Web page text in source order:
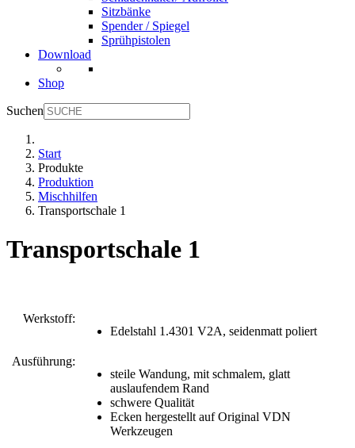
Sitzbänke
Spender / Spiegel
Sprühpistolen
Download
Shop
Suchen
Start
Produkte
Produktion
Mischhilfen
Transportschale 1
Transportschale 1
Werkstoff:
Edelstahl 1.4301 V2A, seidenmatt poliert
Ausführung:
steile Wandung, mit schmalem, glatt
auslaufendem Rand
schwere Qualität
Ecken hergestellt auf Original VDN
Werkzeugen